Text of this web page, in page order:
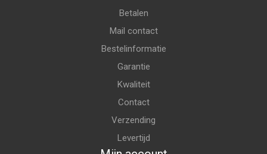
Betalen
Mail contact
Bestelinformatie
Garantie
Kwaliteit
Contact
Verzending
Levertijd